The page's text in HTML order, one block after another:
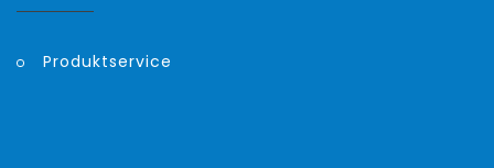
Produktservice